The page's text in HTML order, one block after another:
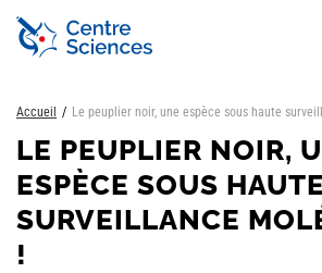
Aller
contenu
Accueil Le peuplier noir, une espèce sous haute
LE PEUPLIER NOIR,
ESPÈCE SOUS HAUTE
SURVEILLANCE
!